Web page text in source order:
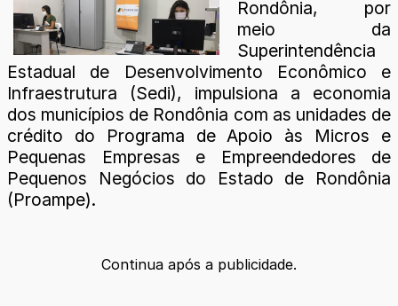
Rondônia, por
meio da
Superintendência
Estadual de Desenvolvimento Econômico e
Infraestrutura (Sedi), impulsiona a economia
dos municípios de Rondônia com as unidades de
crédito do Programa de Apoio às Micros e
Pequenas Empresas e Empreendedores de
Pequenos Negócios do Estado de Rondônia
(Proampe).
Continua após a publicidade.